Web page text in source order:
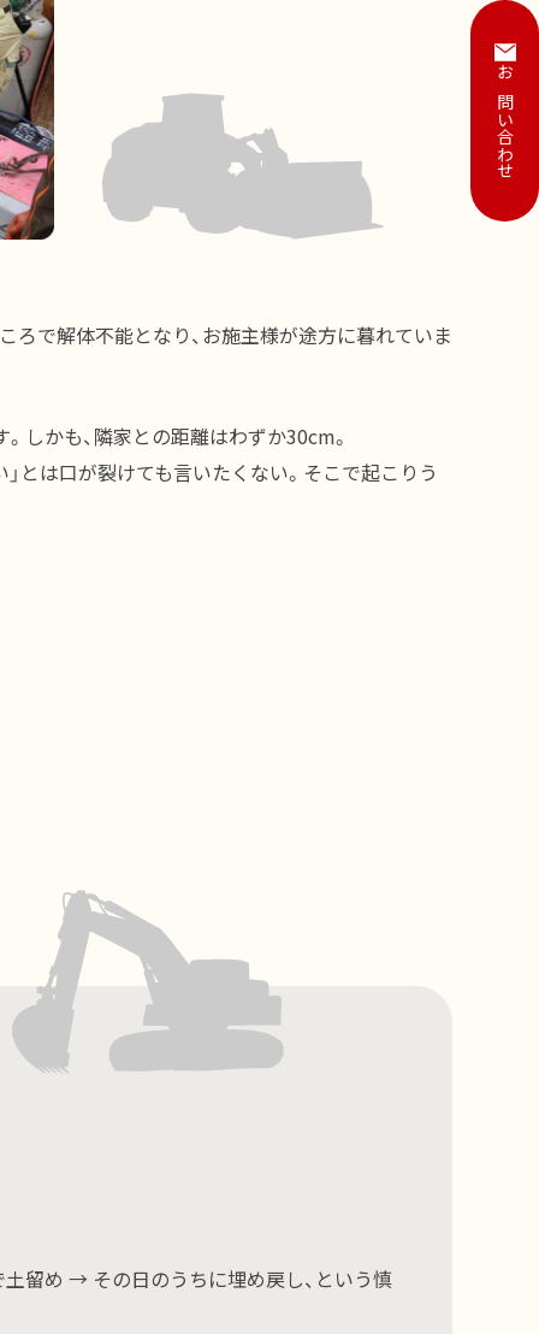
お問い合わせ
で解体不能となり、お施主様が途方に暮れていま
しかも、隣家との距離はわずか30cm。
とは口が裂けても言いたくない。そこで起こりう
留め → その日のうちに埋め戻し、という慎